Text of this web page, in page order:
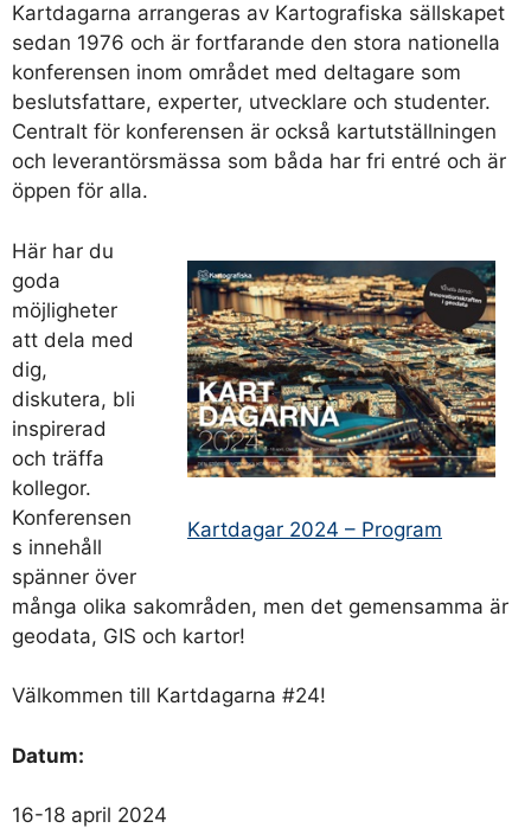
Kartdagarna arrangeras av Kartografiska sällskapet
sedan 1976 och är fortfarande den stora nationella
konferensen inom området med deltagare som
beslutsfattare, experter, utvecklare och studenter.
Centralt för konferensen är också kartutställningen
och leverantörsmässa som båda har fri entré och är
öppen för alla.
Kartdagar 2024 – Program
Här har du
goda
möjligheter
att dela med
dig,
diskutera, bli
inspirerad
och träffa
kollegor.
Konferensen
s innehåll
spänner över
många olika sakområden, men det gemensamma är
geodata, GIS och kartor!
Välkommen till Kartdagarna #24!
Datum:
16-18 april 2024